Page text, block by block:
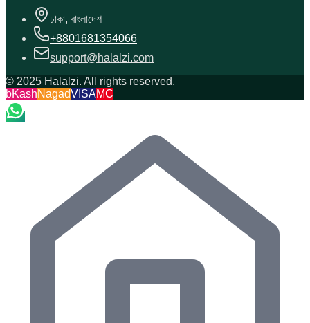
ঢাকা, বাংলাদেশ
+8801681354066
support@halalzi.com
© 2025 Halalzi. All rights reserved.
bKashNagadVISAMC